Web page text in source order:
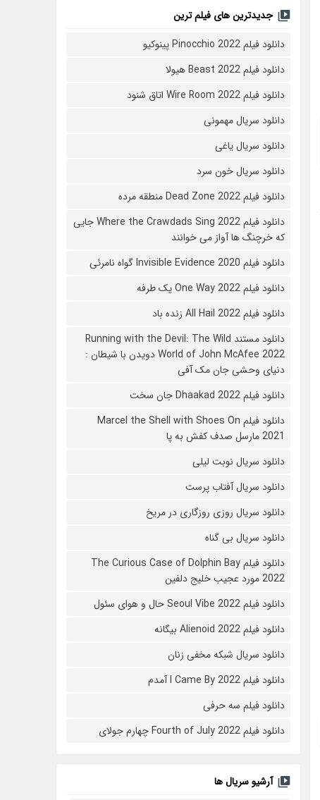
جدیدترین های فیلم ترین
دانلود فیلم Pinocchio 2022 پینوکیو
دانلود فیلم Beast 2022 هیولا
دانلود فیلم Wire Room 2022 اتاق شنود
دانلود سریال مهمونی
دانلود سریال یاغی
دانلود سریال خون سرد
دانلود فیلم 2022 Dead Zone منطقه مرده
دانلود فیلم Where the Crawdads Sing 2022 جایی
که خرچنگ ها آواز می خوانند
دانلود فیلم 2020 Invisible Evidence گواه نامرئی
دانلود فیلم One Way 2022 یک طرفه
دانلود فیلم All Hail 2022 زنده باد
دانلود مستند Running with the Devil: The Wild
World of John McAfee 2022 دویدن با شیطان :
دنیای وحشی جان مک آفی
دانلود فیلم Dhaakad 2022 جان سخت
دانلود فیلم Marcel the Shell with Shoes On
2021 مارسل صدف کفش به پا
دانلود سریال نوبت لیلی
دانلود سریال آفتاب پرست
دانلود سریال روزی روزگاری در مریخ
دانلود سریال بی گناه
دانلود فیلم The Curious Case of Dolphin Bay
2022 مورد عجیب خلیج دلفین
دانلود فیلم Seoul Vibe 2022 حال و هوای سئول
دانلود فیلم Alienoid 2022 بیگانه
دانلود سریال شبکه مخفی زنان
دانلود فیلم I Came By 2022 آمدم
دانلود فیلم سه حرفی
دانلود فیلم Fourth of July 2022 چهارم جولای
آرشیو سریال ها